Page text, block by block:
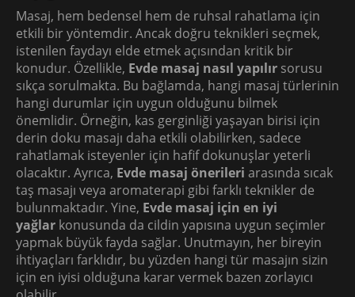
Masaj, hem bedensel hem de ruhsal rahatlama için
etkili bir yöntemdir. Ancak doğru teknikleri seçmek,
istenilen faydayı elde etmek açısından kritik bir
konudur. Özellikle, Evde masaj nasıl yapılır sorusu
sıkça sorulmakta. Bu bağlamda, hangi masaj türlerinin
hangi durumlar için uygun olduğunu bilmek
önemlidir. Örneğin, kas gerginliği yaşayan birisi için
derin doku masajı daha etkili olabilirken, sadece
rahatlamak isteyenler için hafif dokunuşlar yeterli
olacaktır. Ayrıca, Evde masaj önerileri arasında sıcak
taş masajı veya aromaterapi gibi farklı teknikler de
bulunmaktadır. Yine, Evde masaj için en iyi
yağlar konusunda da cildin yapısına uygun seçimler
yapmak büyük fayda sağlar. Unutmayın, her bireyin
ihtiyaçları farklıdır, bu yüzden hangi tür masajın sizin
için en iyisi olduğuna karar vermek bazen zorlayıcı